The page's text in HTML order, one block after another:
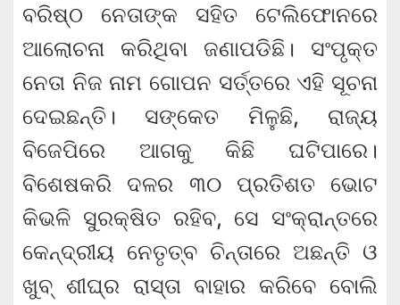
ବରିଷ୍ଠ ନେତାଙ୍କ ସହିତ ଟେଲିଫୋନରେ
ଆଲୋଚନା କରିଥିବା ଜଣାପଡିଛି। ସଂପୃକ୍ତ
ନେତା ନିଜ ନାମ ଗୋପନ ସର୍ତ୍ତରେ ଏହି ସୂଚନା
ଦେଇଛନ୍ତି। ସଙ୍କେତ ମିଳୁଛି, ରାଜ୍ୟ
ବିଜେପିରେ ଆଗକୁ କିଛି ଘଟିପାରେ।
ବିଶେଷକରି ଦଳର ୩୦ ପ୍ରତିଶତ ଭୋଟ
କିଭଳି ସୁରକ୍ଷିତ ରହିବ, ସେ ସଂକ୍ରାନ୍ତରେ
କେନ୍ଦ୍ରୀୟ ନେତୃତ୍ବ ଚିନ୍ତାରେ ଅଛନ୍ତି ଓ
ଖୁବ୍ ଶୀଘ୍ର ରାସ୍ତା ବାହାର କରିବେ ବୋଲି